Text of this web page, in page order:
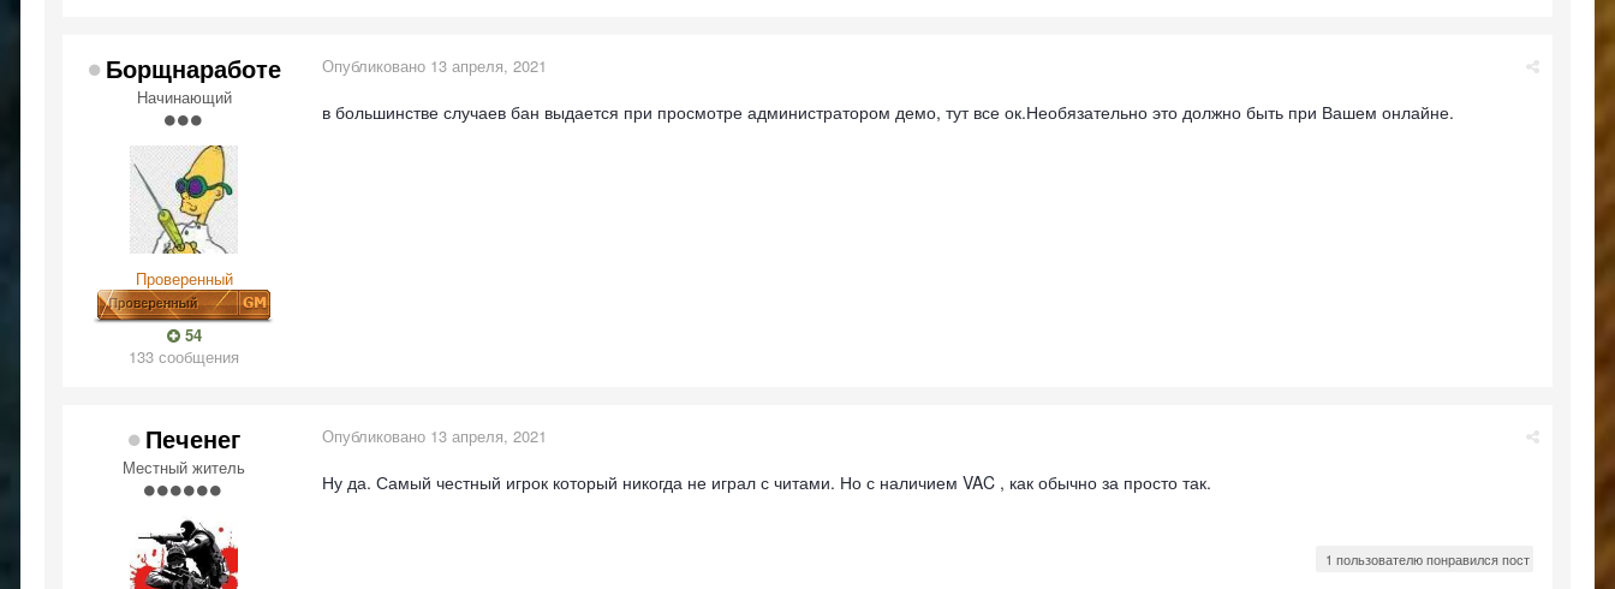
Борщнаработе
Начинающий
Проверенный
54
133 сообщения
Опубликовано 13 апреля, 2021
в большинстве случаев бан выдается при просмотре администратором демо, тут все ок.Необязательно это должно быть при Вашем онлайне.
Печенег
Местный житель
Опубликовано 13 апреля, 2021
Ну да. Самый честный игрок который никогда не играл с читами. Но с наличием VAC , как обычно за просто так.
1 пользователю понравился пост